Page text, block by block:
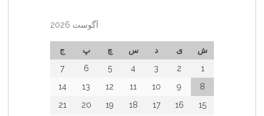
آگوست 2026
ش ی د س چ پ
ج
1
2
3
4
5
6
7
8
9
10
11
12
13
14
15
16
17
18
19
20
21